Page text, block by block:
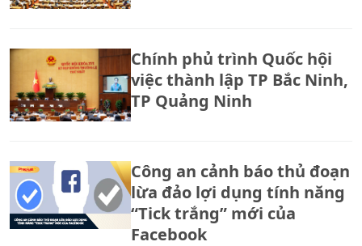
Chính phủ trình Quốc hội
việc thành lập TP Bắc Ninh,
TP Quảng Ninh
Công an cảnh báo thủ đoạn
lừa đảo lợi dụng tính năng
“Tick trắng” mới của
Facebook